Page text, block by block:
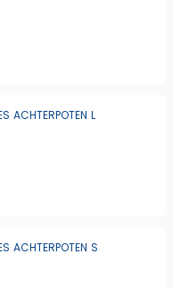
ACHTERPOTEN L
ACHTERPOTEN S